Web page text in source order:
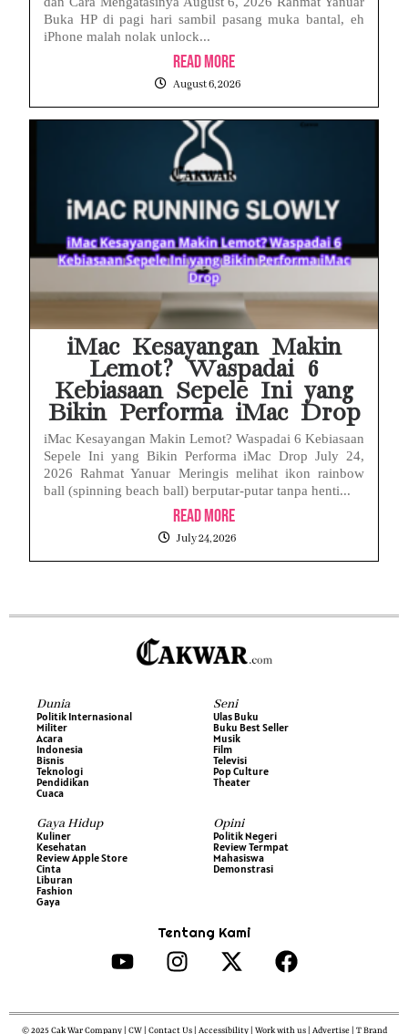
Buka HP di pagi hari sambil pasang muka bantal, eh
iPhone malah nolak unlock...
Read More
August 6, 2026
iMac Kesayangan Makin
Lemot? Waspadai 6
Kebiasaan Sepele Ini yang
Bikin Performa iMac Drop
iMac Kesayangan Makin Lemot? Waspadai 6 Kebiasaan
Sepele Ini yang Bikin Performa iMac Drop July 24,
2026 Rahmat Yanuar Meringis melihat ikon rainbow
ball (spinning beach ball) berputar-putar tanpa henti...
Read More
July 24, 2026
Dunia
Politik Internasional
Militer
Acara
Indonesia
Bisnis
Teknologi
Pendidikan
Cuaca
Seni
Ulas Buku
Buku Best Seller
Musik
Film
Televisi
Pop Culture
Theater
Gaya Hidup
Kuliner
Kesehatan
Review Apple Store
Cinta
Liburan
Fashion
Gaya
Opini
Politik Negeri
Review Termpat
Mahasiswa
Demonstrasi
Tentang Kami
© 2025 Cak War Company | CW | Contact Us | Accessibility | Work with us | Advertise | T Brand